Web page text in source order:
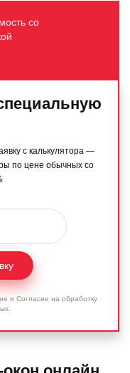
со
с калькулятора —
по цене обычных со
и Согласие на обработку